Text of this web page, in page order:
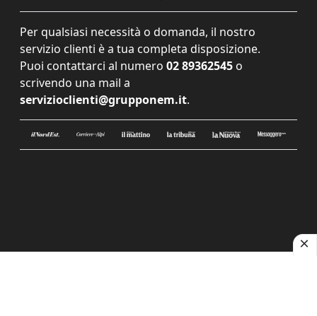
Per qualsiasi necessità o domanda, il nostro
servizio clienti è a tua completa disposizione.
Puoi contattarci al numero 02 89362545 o
scrivendo una mail a
servizioclienti@grupponem.it.